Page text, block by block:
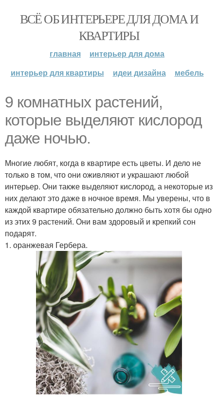
ВСЁ ОБ ИНТЕРЬЕРЕ ДЛЯ ДОМА И
КВАРТИРЫ
главная
интерьер для дома
интерьер для квартиры
идеи дизайна мебель
9 комнатных растений,
которые выделяют кислород
даже ночью.
Многие любят, когда в квартире есть цветы. И дело не
только в том, что они оживляют и украшают любой
интерьер. Они также выделяют кислород, а некоторые из
них делают это даже в ночное время. Мы уверены, что в
каждой квартире обязательно должно быть хотя бы одно
из этих 9 растений. Они вам здоровый и крепкий сон
подарят.
1. оранжевая Гербера.